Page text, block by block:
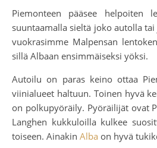
Piemonteen pääsee helpoiten
suuntaamalla sieltä joko autolla
vuokrasimme Malpensan
sillä Albaan ensimmäiseksi yöksi.
Autoilu on paras keino ottaa
viinialueet haltuun. Toinen hyvä
on polkupyöräily. Pyöräilijät ovat
Langhen kukkuloilla kulkee
toiseen. Ainakin Alba on hyvä